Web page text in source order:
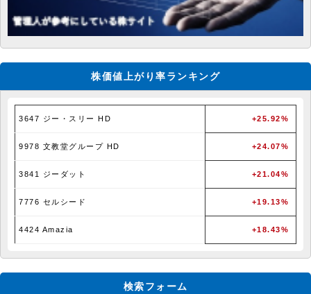
株価値上がり率ランキング
3647 ジー・スリー HD +25.92%
9978 文教堂グループ HD +24.07%
3841 ジーダット +21.04%
7776 セルシード +19.13%
4424 Amazia +18.43%
検索フォーム